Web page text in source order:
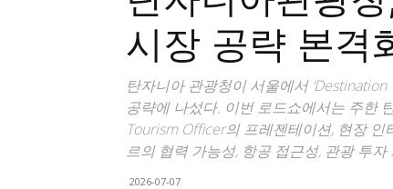
시장 공략 본격
탄자니아 관광청이 서울에서
공략에 나섰다. 이번 로드쇼에서는 주한
Tourism Officer의 프레젠테이션, 현장
르의 협력 가능성, 항공 접근성, 관광 투
2026-07-07